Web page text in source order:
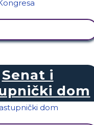
Senat i
dom